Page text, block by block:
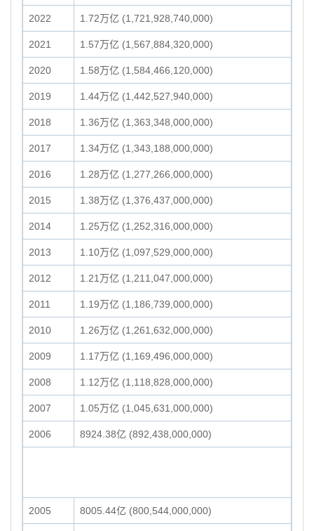
2022 1.72万亿 (1,721,928,740,000)
2021 1.57万亿 (1,567,884,320,000)
2020 1.58万亿 (1,584,466,120,000)
2019 1.44万亿 (1,442,527,940,000)
2018 1.36万亿 (1,363,348,000,000)
2017 1.34万亿 (1,343,188,000,000)
2016 1.28万亿 (1,277,266,000,000)
2015 1.38万亿 (1,376,437,000,000)
2014 1.25万亿 (1,252,316,000,000)
2013 1.10万亿 (1,097,529,000,000)
2012 1.21万亿 (1,211,047,000,000)
2011 1.19万亿 (1,186,739,000,000)
2010 1.26万亿 (1,261,632,000,000)
2009 1.17万亿 (1,169,496,000,000)
2008 1.12万亿 (1,118,828,000,000)
2007 1.05万亿 (1,045,631,000,000)
2006 8924.38亿 (892,438,000,000)
2005 8005.44亿 (800,544,000,000)